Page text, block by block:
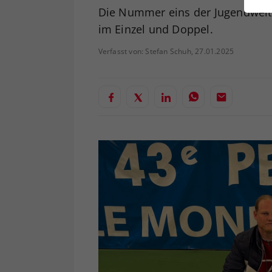
Die Nummer eins der
im Einzel und Doppel.
Verfasst von: Stefan Schuh, 27.01.2025